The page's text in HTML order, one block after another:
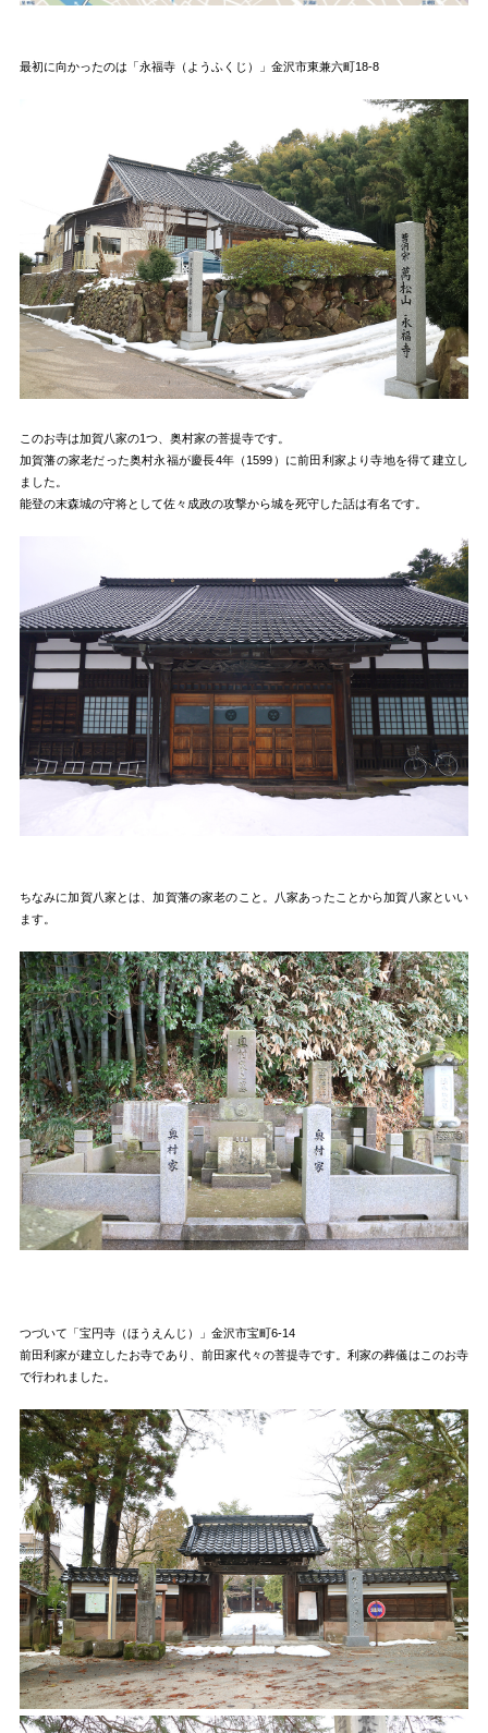
最初に向かったのは「永福寺（ようふくじ）」金沢市東兼六町18-8
このお寺は加賀八家の1つ、奥村家の菩提寺です。
加賀藩の家老だった奥村永福が慶長4年（1599）に前田利家より寺地を得て建立し
ました。
能登の末森城の守将として佐々成政の攻撃から城を死守した話は有名です。
ちなみに加賀八家とは、加賀藩の家老のこと。八家あったことから加賀八家といい
ます。
つづいて「宝円寺（ほうえんじ）」金沢市宝町6-14
前田利家が建立したお寺であり、前田家代々の菩提寺です。利家の葬儀はこのお寺
で行われました。